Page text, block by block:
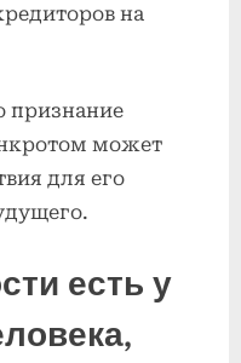
на
признание
может
для его
есть у